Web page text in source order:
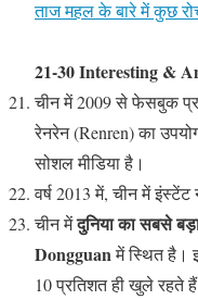
ताज महल के बारे में कुछ
21-30 Interesting &
चीन में 2009 से फेसबुक
रेनरेन (Renren) का
सोशल मीडिया है।
वर्ष 2013 में, चीन में
चीन मेंदुनिया का सबसे
Dongguanमें स्थित है।
10 प्रतिशत ही खुले रहते